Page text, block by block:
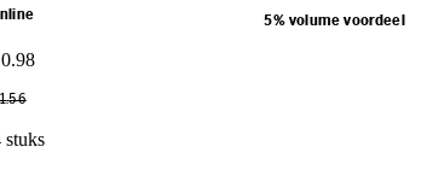
5% volume voordeel
.98
.56
stuks